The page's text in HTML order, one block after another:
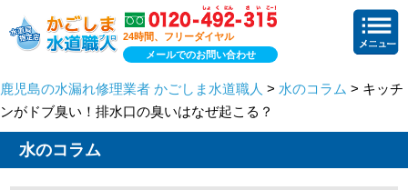
24時間、フリーダイヤル
メールでのお問い合わせ
鹿児島の水漏れ修理業者 かごしま水道職人 > 水のコラム > キッチ
ンがドブ臭い！排水口の臭いはなぜ起こる？
水のコラム